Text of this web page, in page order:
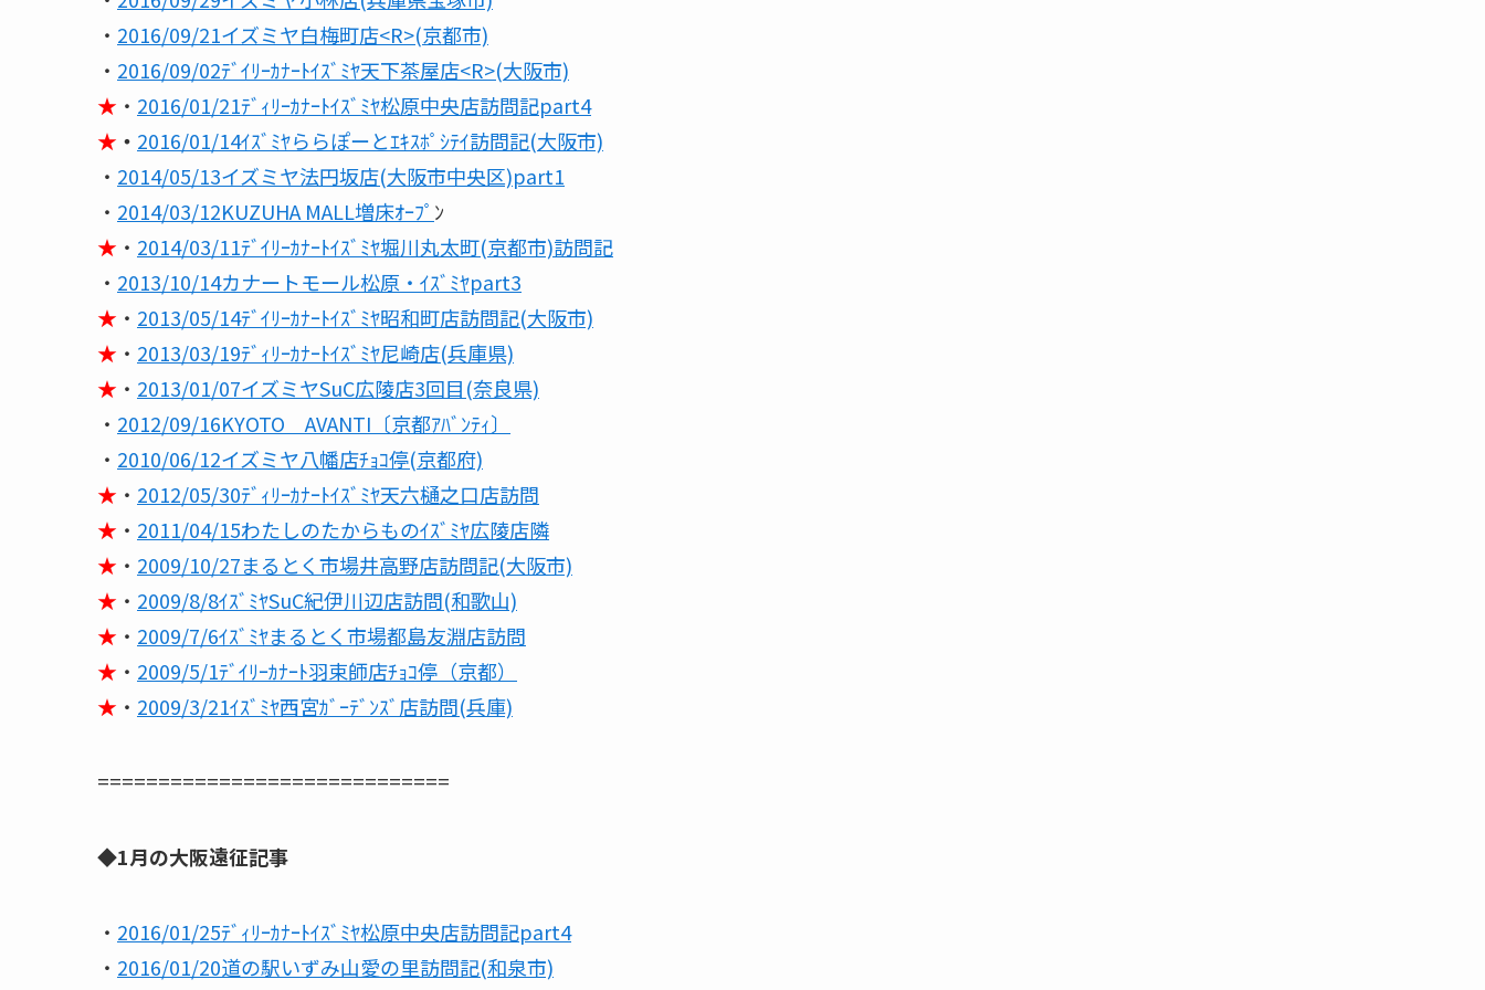
・ 2016/09/21イズミヤ白梅町店<R>(京都市)
・ 2016/09/02ﾃﾞｲﾘｰｶﾅｰﾄｲｽﾞﾐﾔ天下茶屋店<R>(大阪市)
★ ・ 2016/01/21ﾃﾞｨﾘｰｶﾅｰﾄｲｽﾞﾐﾔ松原中央店訪問記part4
★ ・ 2016/01/14ｲｽﾞﾐﾔららぽーとｴｷｽﾎﾟｼﾃｲ訪問記(大阪市)
・ 2014/05/13イズミヤ法円坂店(大阪市中央区)part1
・ 2014/03/12KUZUHA MALL増床ｵｰﾌﾟ ﾝ
★ ・ 2014/03/11ﾃﾞｲﾘｰｶﾅｰﾄｲｽﾞﾐﾔ堀川丸太町(京都市)訪問記
・ 2013/10/14カナートモール松原・ｲｽﾞﾐﾔpart3
★ ・ 2013/05/14ﾃﾞｲﾘｰｶﾅｰﾄｲｽﾞﾐﾔ昭和町店訪問記(大阪市)
★ ・ 2013/03/19ﾃﾞｨﾘｰｶﾅｰﾄｲｽﾞﾐﾔ尼崎店(兵庫県)
★ ・ 2013/01/07イズミヤSuC広陵店3回目(奈良県)
・ 2012/09/16KYOTO AVANTI〔京都ｱﾊﾞﾝﾃｨ〕
・ 2010/06/12イズミヤ八幡店ﾁｮｺ停(京都府)
★ ・ 2012/05/30ﾃﾞｨﾘｰｶﾅｰﾄｲｽﾞﾐﾔ天六樋之口店訪問
★ ・ 2011/04/15わたしのたからものｲｽﾞﾐﾔ広陵店隣
★ ・ 2009/10/27まるとく市場井高野店訪問記(大阪市)
★ ・ 2009/8/8ｲｽﾞﾐﾔSuC紀伊川辺店訪問(和歌山)
★ ・ 2009/7/6ｲｽﾞﾐﾔまるとく市場都島友淵店訪問
★ ・ 2009/5/1ﾃﾞｲﾘｰｶﾅｰﾄ羽束師店ﾁｮｺ停（京都）
★ ・ 2009/3/21ｲｽﾞﾐﾔ西宮ｶﾞｰﾃﾞﾝｽﾞ店訪問(兵庫)
=============================
◆1月の大阪遠征記事
・ 2016/01/25ﾃﾞｨﾘｰｶﾅｰﾄｲｽﾞﾐﾔ松原中央店訪問記part4
・ 2016/01/20道の駅いずみ山愛の里訪問記(和泉市)